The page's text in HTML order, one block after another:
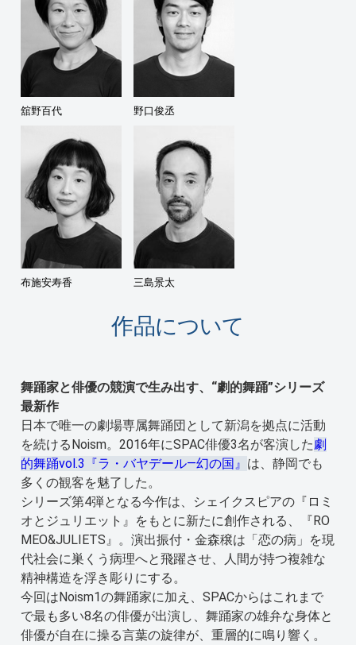
舘野百代 野口俊丞
布施安寿香 三島景太
作品について
舞踊家と俳優の競演で生み出す、“劇的舞踊”シリーズ
最新作
日本で唯一の劇場専属舞踊団として新潟を拠点に活動
を続けるNoism。2016年にSPAC俳優3名が客演した劇
的舞踊vol.3『ラ・バヤデール—幻の国』 は、静岡でも
多くの観客を魅了した。
シリーズ第4弾となる今作は、シェイクスピアの『ロミ
オとジュリエット』をもとに新たに創作される、『RO
MEO&JULIETS』。演出振付・金森穣は「恋の病」を現
代社会に巣くう病理へと飛躍させ、人間が持つ複雑な
精神構造を浮き彫りにする。
今回はNoism1の舞踊家に加え、SPACからはこれまで
で最も多い8名の俳優が出演し、舞踊家の雄弁な身体と
俳優が自在に操る言葉の旋律が、重層的に鳴り響く。